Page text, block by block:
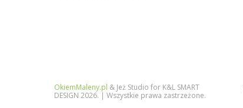
OkiemMaleny.pl & Jeż Studio for K&L SMART
DESIGN 2026. | Wszystkie prawa zastrzeżone.